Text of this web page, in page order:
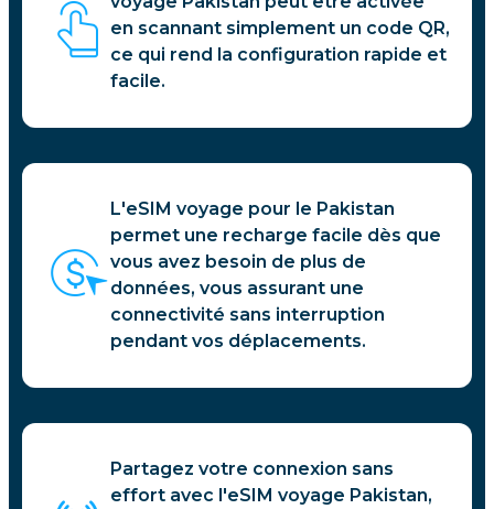
en scannant simplement un code QR,
ce qui rend la configuration rapide et
facile.
L'eSIM voyage pour le Pakistan
permet une recharge facile dès que
vous avez besoin de plus de
données, vous assurant une
connectivité sans interruption
pendant vos déplacements.
Partagez votre connexion sans
effort avec l'eSIM voyage Pakistan,